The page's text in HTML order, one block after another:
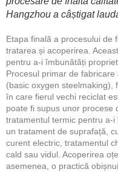
Hangzhou a câștigat
Etapa finală a procesului de
tratarea și acoperirea.
pentru a-i îmbunătăți
Procesul primar de
(basic oxygen steelmaking),
în care fierul vechi reciclat
poate fi supus unor procese
tratamentul termic pentru a-
un tratament de suprafață,
curent electric, tratamentul
cald sau vidul. Acoperirea
asemenea, o practică